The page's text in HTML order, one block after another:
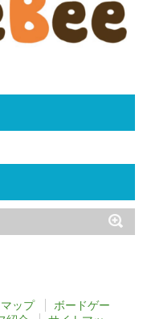
ップ
ボードゲー